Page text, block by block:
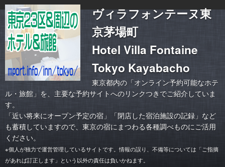
ヴィラフォンテーヌ東
京茅場町
Hotel Villa Fontaine
Tokyo Kayabacho
東京都内の「オンライン予約可能なホテ
ル・旅館」を、主要な予約サイトへのリンクつきでご紹介していま
す。
「近い将来にオープン予定の宿 」「閉店した宿泊施設の記録 」など
も蓄積していますので、東京の宿にまつわる各種調べものにご活用
ください。
※個人が独力で運営管理しているサイトです。情報の誤り、不備等については「ご指摘
があれば訂正します」という以外の責任は負いかねます。